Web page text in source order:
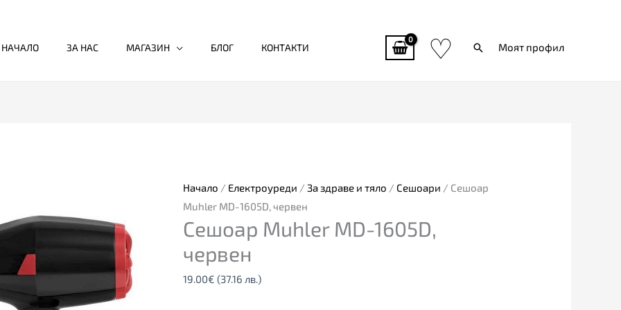
НАЧАЛО ЗА НАС МАГАЗИН БЛОГ КОНТАКТИ ♡ ТърсиМоят профил
Начало / Електроуреди / За здраве и тяло / Сешоари / Сешоар
Muhler MD-1605D, червен
Сешоар Muhler MD-1605D,
червен
19.00€ (37.16 лв.)